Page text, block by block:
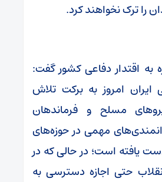
را ترک نخواهند کرد.
به اقتدار دفاعی کشور گفت:
امروز به برکت تلاش
مسلح و فرماندهان
مهمی در حوزه‌های
یافته است؛ در حالی که در
حتی اجازه دسترسی به